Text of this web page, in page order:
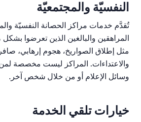
النفسيّة والمجتمعيّة
تُقدَّم خدمات مراكز الحصانة النفسيّة
المراهقين والبالغين الذين تعرضوا بشكل
مثل إطلاق الصواريخ، هجوم إرهابي،
والاعتداءات. المراكز ليست مخصصة
وسائل الإعلام أو من خلال شخص آخر .
خيارات تلقي الخدمة